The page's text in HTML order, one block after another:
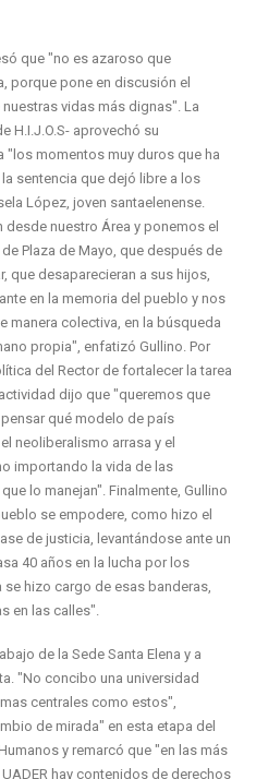
que "no es azaroso que
porque pone en discusión el
vidas más dignas". La
H.I.J.O.S- aprovechó su
"los momentos muy duros que ha
sentencia que dejó libre a los
López, joven santaelenense.
nuestro Área y ponemos el
Plaza de Mayo, que después de
que desaparecieran a sus hijos,
en la memoria del pueblo y nos
manera colectiva, en la búsqueda
propia", enfatizó Gullino. Por
del Rector de fortalecer la tarea
dijo que "queremos que
qué modelo de país
neoliberalismo arrasa y el
importando la vida de las
lo manejan". Finalmente, Gullino
se empodere, como hizo el
de justicia, levantándose ante un
40 años en la lucha por los
hizo cargo de esas banderas,
en las calles".
de la Sede Santa Elena y a
"No concibo una universidad
centrales como estos",
de mirada" en esta etapa del
y remarcó que "en las más
hay contenidos de derechos